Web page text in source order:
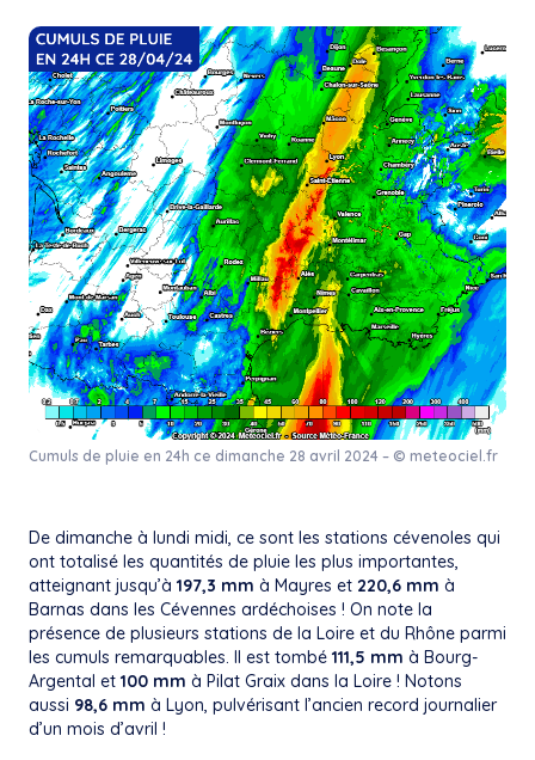
Cumuls de pluie en 24h ce dimanche 28 avril 2024 – © meteociel.fr
De dimanche à lundi midi, ce sont les stations cévenoles qui
ont totalisé les quantités de pluie les plus importantes,
atteignant jusqu’à 197,3 mm à Mayres et 220,6 mm à
Barnas dans les Cévennes ardéchoises ! On note la
présence de plusieurs stations de la Loire et du Rhône parmi
les cumuls remarquables. Il est tombé 111,5 mm à Bourg-
Argental et 100 mm à Pilat Graix dans la Loire ! Notons
aussi 98,6 mm à Lyon, pulvérisant l’ancien record journalier
d’un mois d’avril !